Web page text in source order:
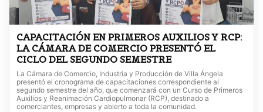
CAPACITACIÓN EN PRIMEROS AUXILIOS Y RCP:
LA CÁMARA DE COMERCIO PRESENTÓ EL
CICLO DEL SEGUNDO SEMESTRE
La Cámara de Comercio, Industria y Producción de Villa Ángela
presentó el cronograma de capacitaciones correspondiente al
segundo semestre del año, que comenzará con un Curso de Primeros
Auxilios y Reanimación Cardiopulmonar (RCP), destinado a
comerciantes, empresas y abierto a toda la comunidad.